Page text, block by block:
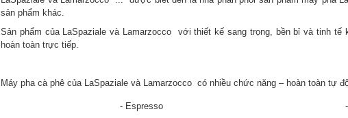
sản phẩm khác.
Sản phẩm của LaSpaziale và Lamarzocco với thiết kế sang trọng, bền bỉ và tinh
hoàn toàn trực tiếp.
Máy pha cà phê của LaSpaziale và Lamarzocco có nhiều chức năng – hoàn toàn tự
- Espresso